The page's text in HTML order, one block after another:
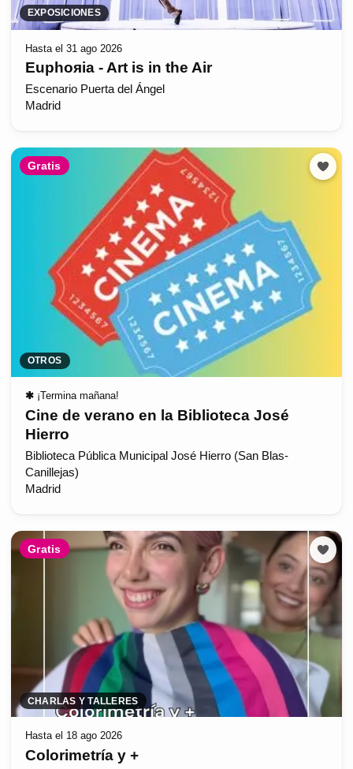
EXPOSICIONES
Hasta el 31 ago 2026
Euphoяia - Art is in the Air
Escenario Puerta del Ángel
Madrid
Gratis
OTROS
✱ ¡Termina mañana!
Cine de verano en la Biblioteca José
Hierro
Biblioteca Pública Municipal José Hierro (San Blas-
Canillejas)
Madrid
Gratis
CHARLAS Y TALLERES
Hasta el 18 ago 2026
Colorimetría y +